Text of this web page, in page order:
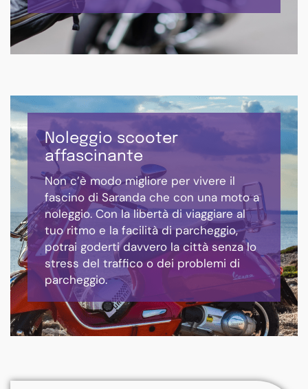
Noleggio scooter
affascinante
Non c’è modo migliore per vivere il
fascino di Saranda che con una moto a
noleggio. Con la libertà di viaggiare al
tuo ritmo e la facilità di parcheggio,
potrai goderti davvero la città senza lo
stress del traffico o dei problemi di
parcheggio.